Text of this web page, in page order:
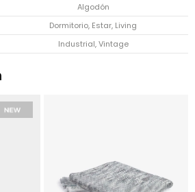
Algodón
Dormitorio, Estar, Living
Industrial, Vintage